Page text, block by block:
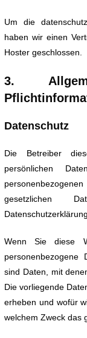
Um die
haben wir einen
Hoster geschlossen.
3.
Datenschutz
Die Betreiber
persönlichen
gesetzlichen
Datenschutzerklärung.
Wenn Sie diese
personenbezogene
sind Daten, mit
Die vorliegende
erheben und wofür
welchem Zweck das